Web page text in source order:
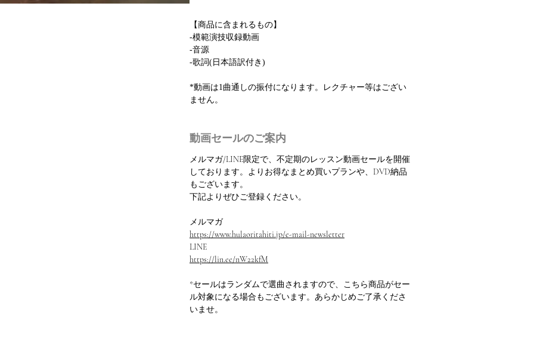
【商品に含まれるもの】
-模範演技収録動画
-音源
-歌詞(日本語訳付き)
*動画は1曲通しの振付になります。レクチャー等はござい
ません。
動画セールのご案内
メルマガ/LINE限定で、不定期のレッスン動画セールを開催
しております。よりお得なまとめ買いプランや、DVD納品
もございます。
下記よりぜひご登録ください。
メルマガ
https://www.hulaoritahiti.jp/e-mail-newsletter
LINE
https://lin.ee/nW22kfM
*セールはランダムで選曲されますので、こちら商品がセー
ル対象になる場合もございます。あらかじめご了承くださ
いませ。